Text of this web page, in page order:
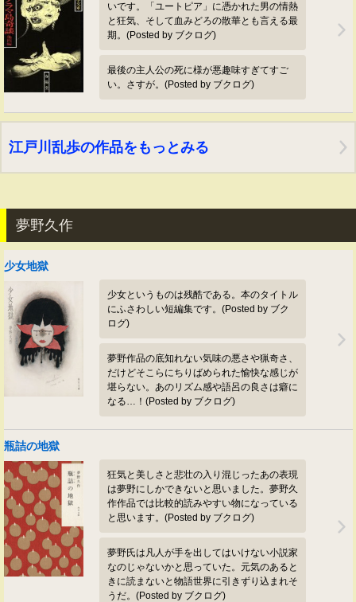
いです。「ユートピア」に憑かれた男の情熱
と狂気、そして血みどろの散華とも言える最
期。(Posted by ブクログ)
最後の主人公の死に様が悪趣味すぎてすご
い。さすが。(Posted by ブクログ)
江戸川乱歩の作品をもっとみる
夢野久作
少女地獄
少女というものは残酷である。本のタイトル
にふさわしい短編集です。(Posted by ブク
ログ)
夢野作品の底知れない気味の悪さや猟奇さ、
だけどそこらにちりばめられた愉快な感じが
堪らない。あのリズム感や語呂の良さは癖に
なる…！(Posted by ブクログ)
瓶詰の地獄
狂気と美しさと悲壮の入り混じったあの表現
は夢野にしかできないと思いました。夢野久
作作品では比較的読みやすい物になっている
と思います。(Posted by ブクログ)
夢野氏は凡人が手を出してはいけない小説家
なのじゃないかと思っていた。元気のあると
きに読まないと物語世界に引きずり込まれそ
うだ。(Posted by ブクログ)